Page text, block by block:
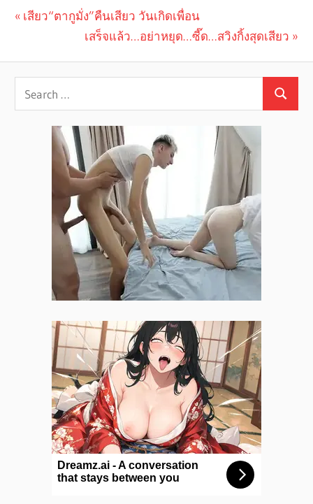
navigation
Previous
เสียว“ตากูมั่ง”คืนเสียว วันเกิดเพื่อน
Next
เสร็จแล้ว…อย่าหยุด…ซี๊ด…สวิงกิ้งสุดเสียว